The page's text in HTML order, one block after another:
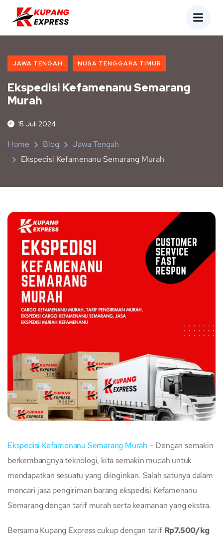
JAWA TENGAH NUSA TENGGARA TIMUR
Ekspedisi Kefamenanu Semarang
Murah
15 Juli 2024
Home Blog
Jawa Tengah
Ekspedisi Kefamenanu Semarang Murah
Ekspedisi Kefamenanu Semarang Murah – Dengan semakin
berkembangnya teknologi, kita semakin mudah untuk
mendapatkan sesuatu yang diinginkan. Salah satunya dalam
mencari jasa pengiriman barang ekspedisi Kefamenanu
Semarang dengan tarif murah serta keamanan yang ekstra.
Bersama Kupang Express cukup dengan tarif Rp7.500/kg